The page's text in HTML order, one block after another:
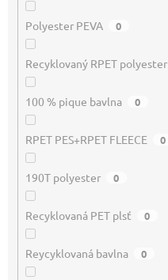
Polyester PEVA 0
Recyklovaný RPET polyester
100 % pique bavlna 0
RPET PES+RPET FLEECE 0
190T polyester 0
Recyklovaná PET plsť 0
Reycyklovaná bavlna 0